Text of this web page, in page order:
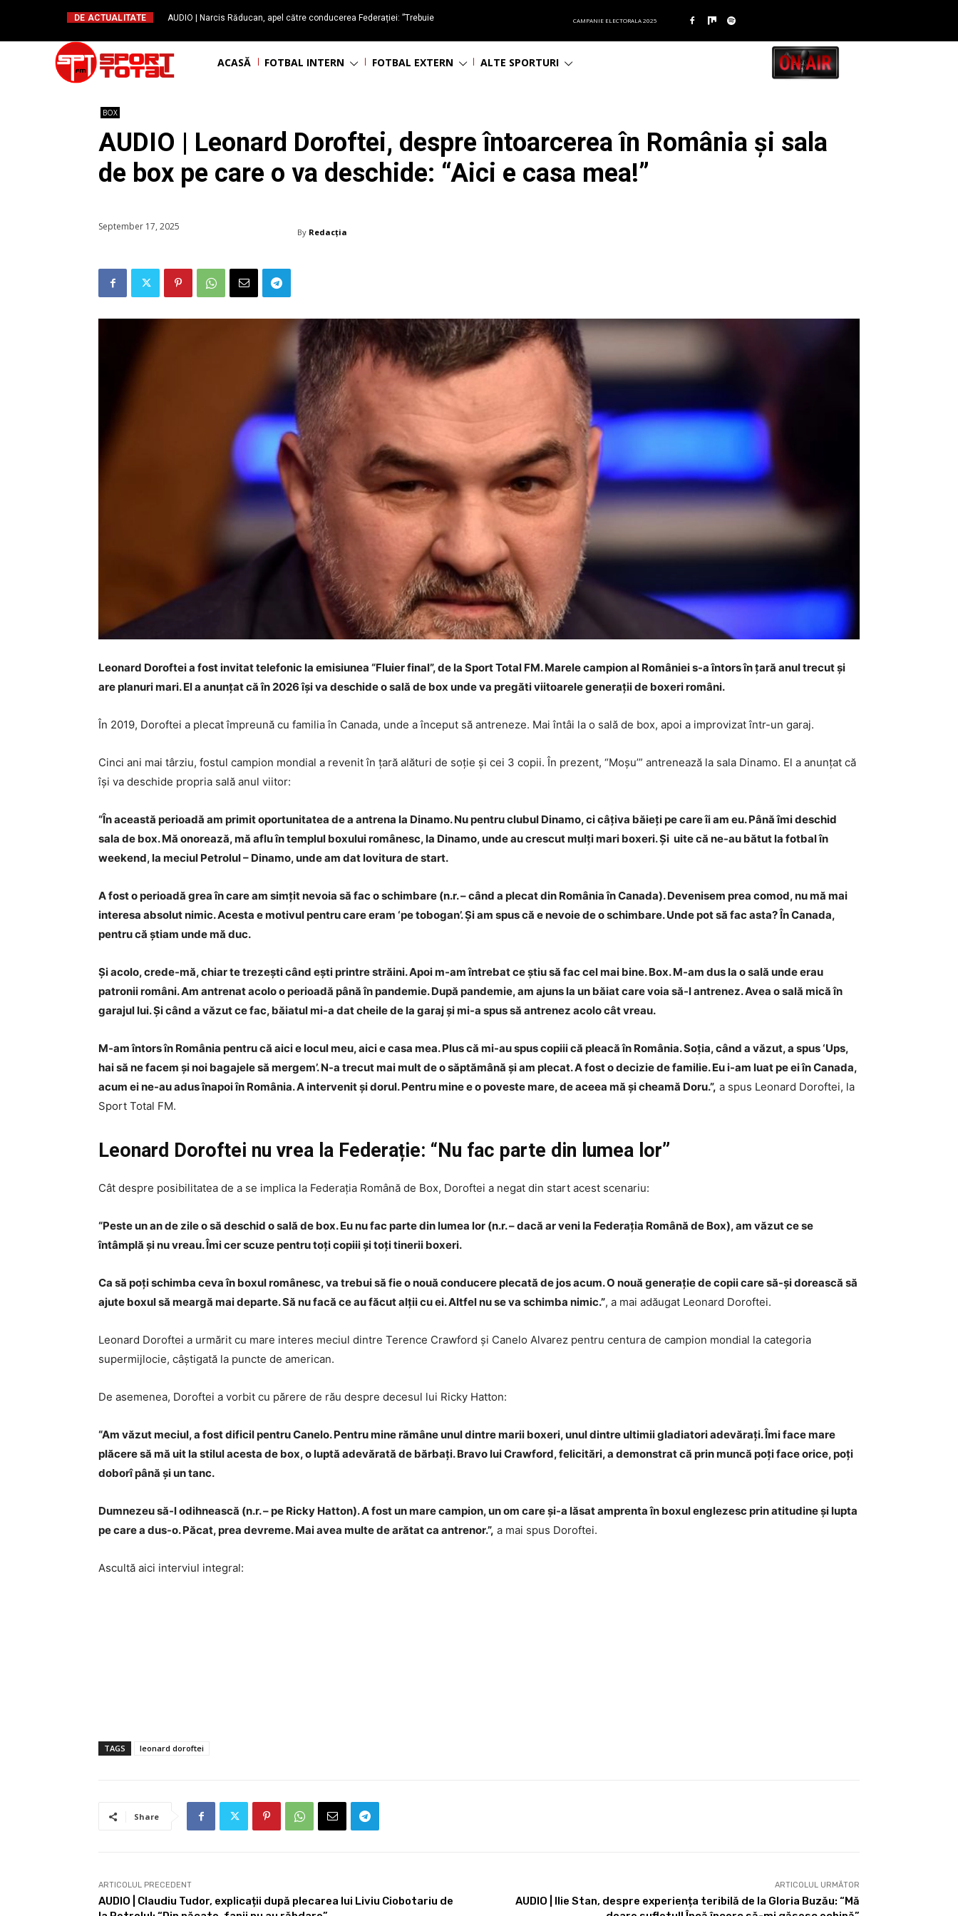
DE ACTUALITATE
AUDIO | Narcis Răducan, apel către conducerea Federației: ”Trebuie
CAMPANIE ELECTORALA 2025
ACASĂ FOTBAL INTERN FOTBAL EXTERN ALTE SPORTURI
BOX
AUDIO | Leonard Doroftei, despre întoarcerea în România și sala
de box pe care o va deschide: “Aici e casa mea!”
September 17, 2025 By Redacția
Leonard Doroftei a fost invitat telefonic la emisiunea “Fluier final”, de la Sport Total FM. Marele campion al României s-a întors în țară anul trecut și
are planuri mari. El a anunțat că în 2026 își va deschide o sală de box unde va pregăti viitoarele generații de boxeri români.
În 2019, Doroftei a plecat împreună cu familia în Canada, unde a început să antreneze. Mai întâi la o sală de box, apoi a improvizat într-un garaj.
Cinci ani mai târziu, fostul campion mondial a revenit în țară alături de soție și cei 3 copii. În prezent, “Moșu’” antrenează la sala Dinamo. El a anunțat că
își va deschide propria sală anul viitor:
“În această perioadă am primit oportunitatea de a antrena la Dinamo. Nu pentru clubul Dinamo, ci câțiva băieți pe care îi am eu. Până îmi deschid
sala de box. Mă onorează, mă aflu în templul boxului românesc, la Dinamo, unde au crescut mulți mari boxeri. Și uite că ne-au bătut la fotbal în
weekend, la meciul Petrolul – Dinamo, unde am dat lovitura de start.
A fost o perioadă grea în care am simțit nevoia să fac o schimbare (n.r. – când a plecat din România în Canada). Devenisem prea comod, nu mă mai
interesa absolut nimic. Acesta e motivul pentru care eram ‘pe tobogan’. Și am spus că e nevoie de o schimbare. Unde pot să fac asta? În Canada,
pentru că știam unde mă duc.
Și acolo, crede-mă, chiar te trezești când ești printre străini. Apoi m-am întrebat ce știu să fac cel mai bine. Box. M-am dus la o sală unde erau
patronii români. Am antrenat acolo o perioadă până în pandemie. După pandemie, am ajuns la un băiat care voia să-l antrenez. Avea o sală mică în
garajul lui. Și când a văzut ce fac, băiatul mi-a dat cheile de la garaj și mi-a spus să antrenez acolo cât vreau.
M-am întors în România pentru că aici e locul meu, aici e casa mea. Plus că mi-au spus copiii că pleacă în România. Soția, când a văzut, a spus ‘Ups,
hai să ne facem și noi bagajele să mergem’. N-a trecut mai mult de o săptămână și am plecat. A fost o decizie de familie. Eu i-am luat pe ei în Canada,
acum ei ne-au adus înapoi în România. A intervenit și dorul. Pentru mine e o poveste mare, de aceea mă și cheamă Doru.”, a spus Leonard Doroftei, la
Sport Total FM.
Leonard Doroftei nu vrea la Federație: “Nu fac parte din lumea lor”
Cât despre posibilitatea de a se implica la Federația Română de Box, Doroftei a negat din start acest scenariu:
“Peste un an de zile o să deschid o sală de box. Eu nu fac parte din lumea lor (n.r. – dacă ar veni la Federația Română de Box), am văzut ce se
întâmplă și nu vreau. Îmi cer scuze pentru toți copiii și toți tinerii boxeri.
Ca să poți schimba ceva în boxul românesc, va trebui să fie o nouă conducere plecată de jos acum. O nouă generație de copii care să-și dorească să
ajute boxul să meargă mai departe. Să nu facă ce au făcut alții cu ei. Altfel nu se va schimba nimic.”, a mai adăugat Leonard Doroftei.
Leonard Doroftei a urmărit cu mare interes meciul dintre Terence Crawford și Canelo Alvarez pentru centura de campion mondial la categoria
supermijlocie, câștigată la puncte de american.
De asemenea, Doroftei a vorbit cu părere de rău despre decesul lui Ricky Hatton:
“Am văzut meciul, a fost dificil pentru Canelo. Pentru mine rămâne unul dintre marii boxeri, unul dintre ultimii gladiatori adevărați. Îmi face mare
plăcere să mă uit la stilul acesta de box, o luptă adevărată de bărbați. Bravo lui Crawford, felicitări, a demonstrat că prin muncă poți face orice, poți
doborî până și un tanc.
Dumnezeu să-l odihnească (n.r. – pe Ricky Hatton). A fost un mare campion, un om care și-a lăsat amprenta în boxul englezesc prin atitudine și lupta
pe care a dus-o. Păcat, prea devreme. Mai avea multe de arătat ca antrenor.”, a mai spus Doroftei.
Ascultă aici interviul integral:
TAGS leonard doroftei
Share
ARTICOLUL PRECEDENT
AUDIO | Claudiu Tudor, explicații după plecarea lui Liviu Ciobotariu de
ARTICOLUL URMĂTOR
AUDIO | Ilie Stan, despre experiența teribilă de la Gloria Buzău: “Mă